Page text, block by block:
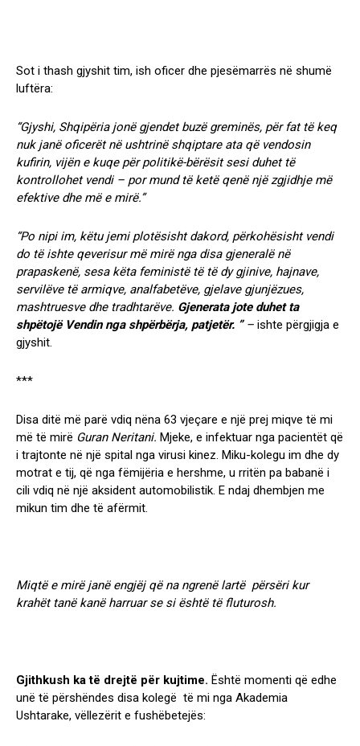
Sot i thash gjyshit tim, ish oficer dhe pjesëmarrës në shumë
luftëra:
“Gjyshi, Shqipëria jonë gjendet buzë greminës, për fat të keq
nuk janë oficerët në ushtrinë shqiptare ata që vendosin
kufirin, vijën e kuqe për politikë-bërësit sesi duhet të
kontrollohet vendi – por mund të ketë qenë një zgjidhje më
efektive dhe më e mirë.”
“Po nipi im, këtu jemi plotësisht dakord, përkohësisht vendi
do të ishte qeverisur më mirë nga disa gjeneralë në
prapaskenë, sesa këta feministë të të dy gjinive, hajnave,
servilëve të armiqve, analfabetëve, gjelave gjunjëzues,
mashtruesve dhe tradhtarëve. Gjenerata jote duhet ta
shpëtojë Vendin nga shpërbërja, patjetër. ” – ishte përgjigja e
gjyshit.
***
Disa ditë më parë vdiq nëna 63 vjeçare e një prej miqve të mi
më të mirë Guran Neritani. Mjeke, e infektuar nga pacientët që
i trajtonte në një spital nga virusi kinez. Miku-kolegu im dhe dy
motrat e tij, që nga fëmijëria e hershme, u rritën pa babanë i
cili vdiq në një aksident automobilistik. E ndaj dhembjen me
mikun tim dhe të afërmit.
Miqtë e mirë janë engjëj që na ngrenë lartë përsëri kur
krahët tanë kanë harruar se si është të fluturosh.
Gjithkush ka të drejtë për kujtime. Është momenti që edhe
unë të përshëndes disa kolegë të mi nga Akademia
Ushtarake, vëllezërit e fushëbetejës: